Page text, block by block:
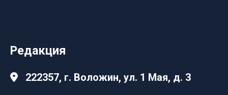
Редакция
222357, г. Воложин, ул. 1 Мая, д. 3